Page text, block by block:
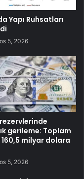
Yapı Ruhsatları
5, 2026
gerileme: Toplam
milyar dolara
5, 2026